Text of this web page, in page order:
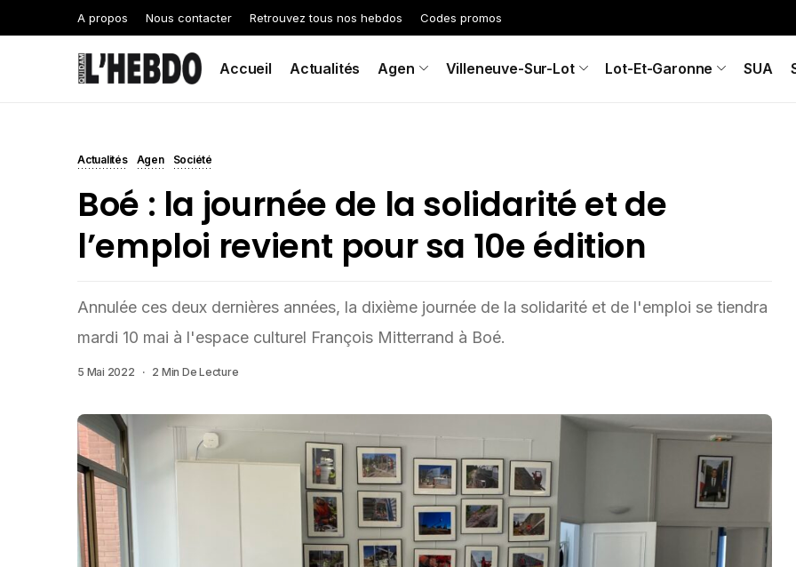
A propos Nous contacter Retrouvez tous nos hebdos Codes promos
Accueil Actualités Agen Villeneuve-Sur-Lot Lot-Et-Garonne SUA
Actualités Agen Société
Boé : la journée de la solidarité et de
l’emploi revient pour sa 10e édition
Annulée ces deux dernières années, la dixième journée de la solidarité et de l'emploi se tiendra
mardi 10 mai à l'espace culturel François Mitterrand à Boé.
5 Mai 2022 2 Min De Lecture